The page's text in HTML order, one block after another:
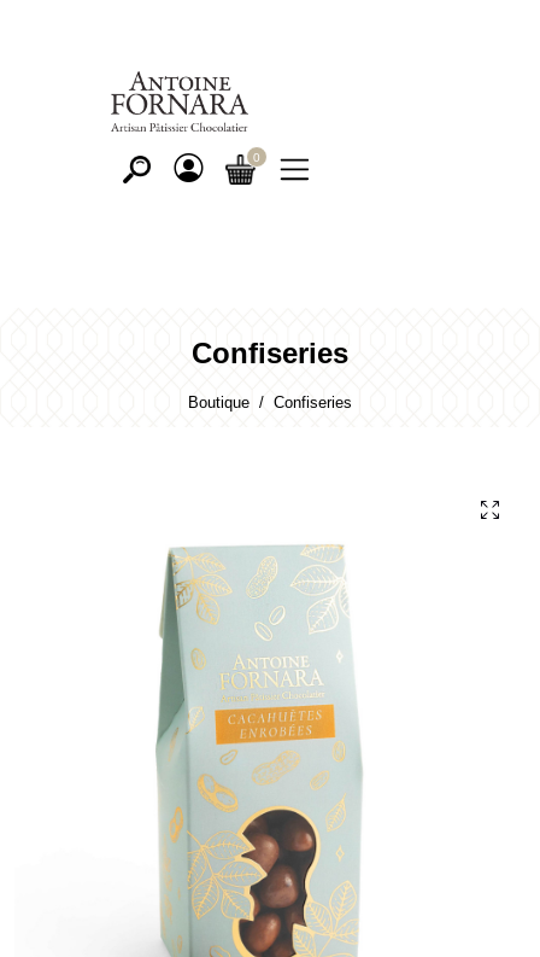
Confiseries
Boutique Confiseries